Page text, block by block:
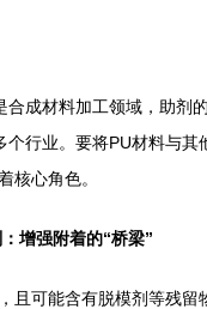
合成材料加工领域，助剂
行业。要将PU材料与
核心角色。
增强附着的“桥梁”
且可能含有脱模剂等残